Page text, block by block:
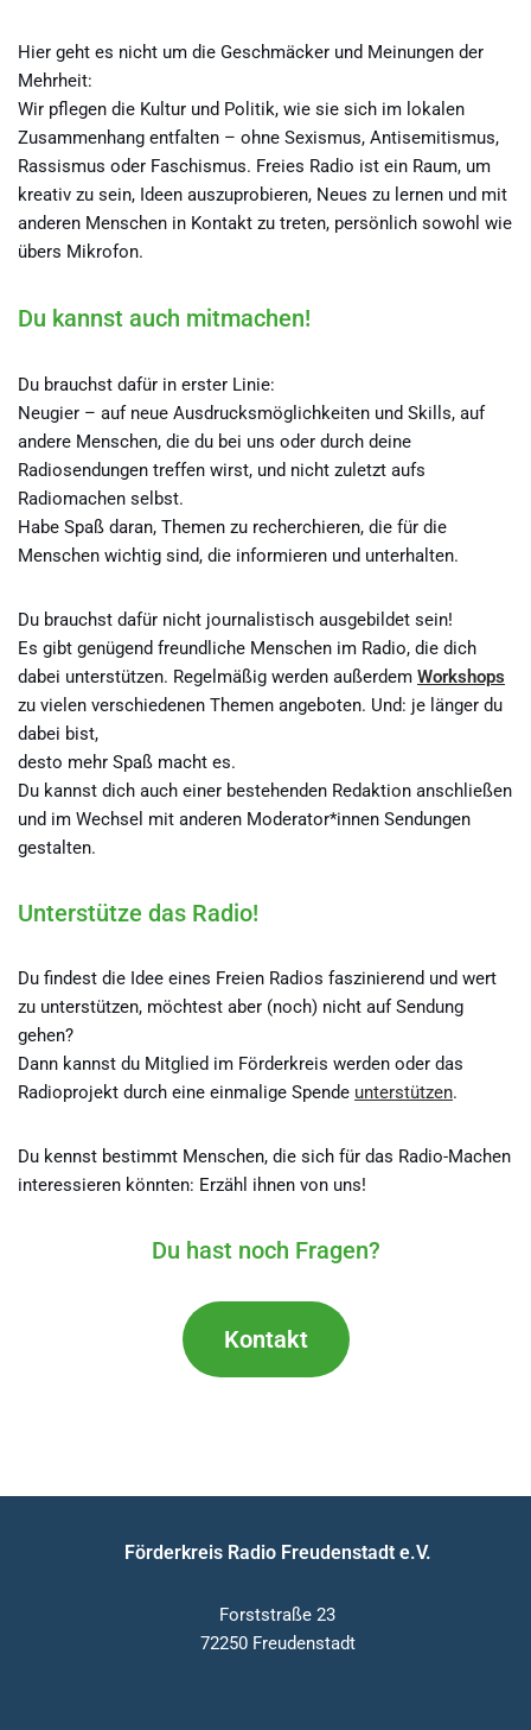
Hier geht es nicht um die Geschmäcker und Meinungen der
Mehrheit:
Wir pflegen die Kultur und Politik, wie sie sich im lokalen
Zusammenhang entfalten – ohne Sexismus, Antisemitismus,
Rassismus oder Faschismus. Freies Radio ist ein Raum, um
kreativ zu sein, Ideen auszuprobieren, Neues zu lernen und mit
anderen Menschen in Kontakt zu treten, persönlich sowohl wie
übers Mikrofon.
Du kannst auch mitmachen!
Du brauchst dafür in erster Linie:
Neugier – auf neue Ausdrucksmöglichkeiten und Skills, auf
andere Menschen, die du bei uns oder durch deine
Radiosendungen treffen wirst, und nicht zuletzt aufs
Radiomachen selbst.
Habe Spaß daran, Themen zu recherchieren, die für die
Menschen wichtig sind, die informieren und unterhalten.
Du brauchst dafür nicht journalistisch ausgebildet sein!
Es gibt genügend freundliche Menschen im Radio, die dich
dabei unterstützen. Regelmäßig werden außerdem Workshops
zu vielen verschiedenen Themen angeboten. Und: je länger du
dabei bist,
desto mehr Spaß macht es.
Du kannst dich auch einer bestehenden Redaktion anschließen
und im Wechsel mit anderen Moderator*innen Sendungen
gestalten.
Unterstütze das Radio!
Du findest die Idee eines Freien Radios faszinierend und wert
zu unterstützen, möchtest aber (noch) nicht auf Sendung
gehen?
Dann kannst du Mitglied im Förderkreis werden oder das
Radioprojekt durch eine einmalige Spende unterstützen.
Du kennst bestimmt Menschen, die sich für das Radio-Machen
interessieren könnten: Erzähl ihnen von uns!
Du hast noch Fragen?
Kontakt
Förderkreis Radio Freudenstadt e.V.
Forststraße 23
72250 Freudenstadt